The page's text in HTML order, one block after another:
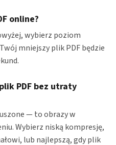
online?
wybierz poziom
mniejszy plik PDF będzie
PDF bez utraty
— to obrazy w
Wybierz niską kompresję,
lub najlepszą, gdy plik